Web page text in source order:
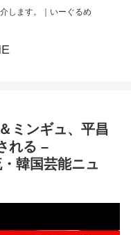
します。｜いーぐるめ
ミンギュ、平昌
れる –
韓国芸能ニュ